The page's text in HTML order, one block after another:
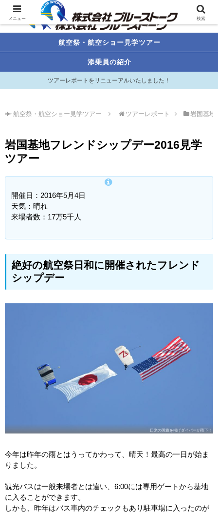
航空祭・航空ショー見学ツアー
添乗員の紹介
ツアーレポートをリニューアルいたしました！
航空祭・航空ショー見学ツアー ツアーレポート 岩国基地
岩国基地フレンドシップデー2016見学
ツアー
開催日：2016年5月4日
天気：晴れ
来場者数：17万5千人
絶好の航空祭日和に開催されたフレンド
シップデー
日米の国旗を掲げダイバーが降下！
今年は昨年の雨とはうってかわって、晴天！最高の一日が始ま
りました。
観光バスは一般来場者とは違い、6:00には専用ゲートから基地
に入ることができます。
しかも、昨年はバス車内のチェックもあり駐車場に入ったのが
メニュー 検索